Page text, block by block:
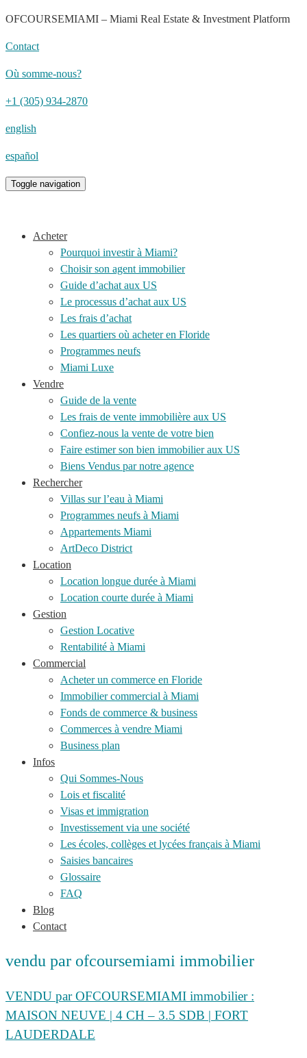
OFCOURSEMIAMI – Miami Real Estate & Investment Platform
Contact
Où somme-nous?
+1 (305) 934-2870
english
español
Toggle navigation
Acheter
Pourquoi investir à Miami?
Choisir son agent immobilier
Guide d’achat aux US
Le processus d’achat aux US
Les frais d’achat
Les quartiers où acheter en Floride
Programmes neufs
Miami Luxe
Vendre
Guide de la vente
Les frais de vente immobilière aux US
Confiez-nous la vente de votre bien
Faire estimer son bien immobilier aux US
Biens Vendus par notre agence
Rechercher
Villas sur l’eau à Miami
Programmes neufs à Miami
Appartements Miami
ArtDeco District
Location
Location longue durée à Miami
Location courte durée à Miami
Gestion
Gestion Locative
Rentabilité à Miami
Commercial
Acheter un commerce en Floride
Immobilier commercial à Miami
Fonds de commerce & business
Commerces à vendre Miami
Business plan
Infos
Qui Sommes-Nous
Lois et fiscalité
Visas et immigration
Investissement via une société
Les écoles, collèges et lycées français à Miami
Saisies bancaires
Glossaire
FAQ
Blog
Contact
vendu par ofcoursemiami immobilier
VENDU par OFCOURSEMIAMI immobilier :
MAISON NEUVE | 4 CH – 3.5 SDB | FORT
LAUDERDALE